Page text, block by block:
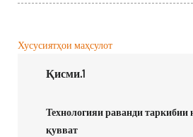
Хусусиятҳои маҳсулот
Қисми.1
Технологияи раванди таркибии